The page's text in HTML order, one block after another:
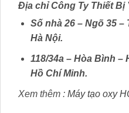
Địa chỉ Công Ty Thiết Bị
Số nhà 26 – Ngõ 35
Hà Nội.
118/34a – Hòa Bình –
Hồ Chí Minh.
Xem thêm : Máy tạo oxy